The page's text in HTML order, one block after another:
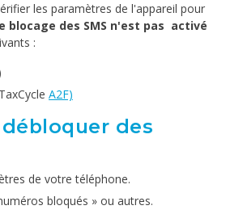
les paramètres de l'appareil pour
blocage des SMS n'est pas activé
:
A2F)
des
de votre téléphone.
bloqués » ou autres.